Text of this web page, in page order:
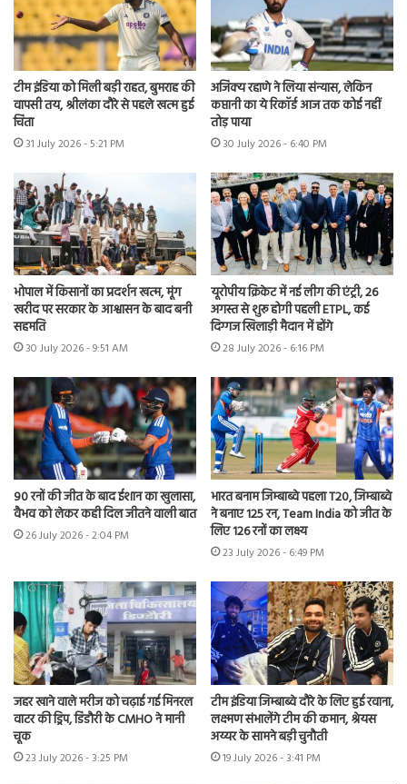
टीम इंडिया को मिली बड़ी राहत, बुमराह की
वापसी तय, श्रीलंका दौरे से पहले खत्म हुई
चिंता
31 July 2026 - 5:21 PM
अजिंक्य रहाणे ने लिया संन्यास, लेकिन
कप्तानी का ये रिकॉर्ड आज तक कोई नहीं
तोड़ पाया
30 July 2026 - 6:40 PM
भोपाल में किसानों का प्रदर्शन खत्म, मूंग
खरीद पर सरकार के आश्वासन के बाद बनी
सहमति
30 July 2026 - 9:51 AM
यूरोपीय क्रिकेट में नई लीग की एंट्री, 26
अगस्त से शुरू होगी पहली ETPL, कई
दिग्गज खिलाड़ी मैदान में होंगे
28 July 2026 - 6:16 PM
90 रनों की जीत के बाद ईशान का खुलासा,
वैभव को लेकर कही दिल जीतने वाली बात
26 July 2026 - 2:04 PM
भारत बनाम जिम्बाब्वे पहला T20, जिम्बाब्वे
ने बनाए 125 रन, Team India को जीत के
लिए 126 रनों का लक्ष्य
23 July 2026 - 6:49 PM
जहर खाने वाले मरीज को चढ़ाई गई मिनरल
वाटर की ड्रिप, डिंडौरी के CMHO ने मानी
चूक
23 July 2026 - 3:25 PM
टीम इंडिया जिम्बाब्वे दौरे के लिए हुई रवाना,
लक्ष्मण संभालेंगे टीम की कमान, श्रेयस
अय्यर के सामने बड़ी चुनौती
19 July 2026 - 3:41 PM